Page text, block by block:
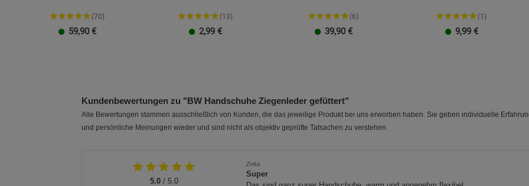
(70)
59,90 €
(13)
2,99 €
(6)
39,90 €
(1)
9,99 €
Kundenbewertungen zu "BW Handschuhe Ziegenleder gefüttert"
Alle Bewertungen stammen ausschließlich von Kunden, die das jeweilige Produkt bei uns erworben haben. Sie geben individuelle
und persönliche Meinungen wieder und sind nicht als objektiv geprüfte Tatsachen zu verstehen.
5.0/ 5.0
Zvika
Super